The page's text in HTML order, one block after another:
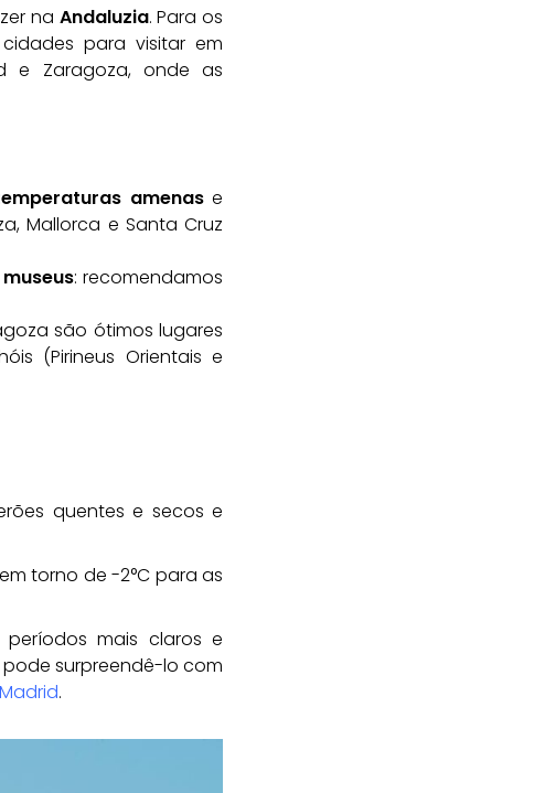
na Andaluzia. Para os
para visitar em
e Zaragoza, onde as
amenase
Mallorca e Santa Cruz
: recomendamos
são ótimos lugares
(Pirineus Orientais e
quentes e secos e
torno de -2°C para as
mais claros e
surpreendê-lo com
.